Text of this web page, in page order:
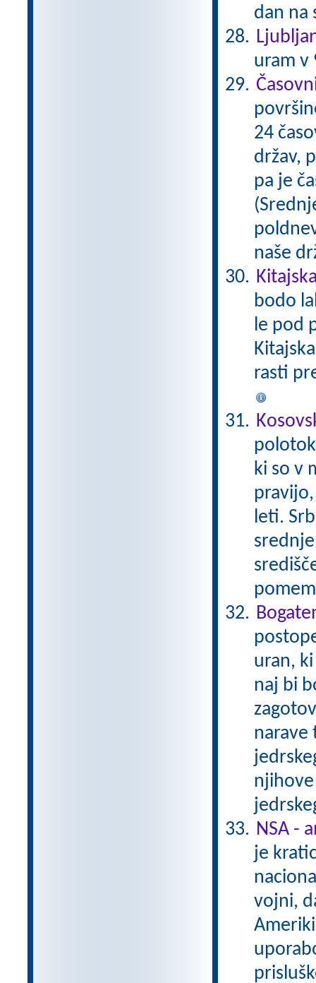
dan na
uram v
24
držav,
pa je
naše
bodo
le pod
rasti
ki so v
leti.
uran,
naj bi
narave
NSA -
je
vojni,